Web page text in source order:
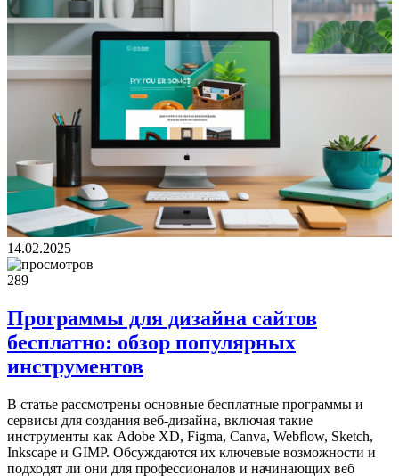
14.02.2025
289
Программы для дизайна сайтов
бесплатно: обзор популярных
инструментов
В статье рассмотрены основные бесплатные программы и
сервисы для создания веб-дизайна, включая такие
инструменты как Adobe XD, Figma, Canva, Webflow, Sketch,
Inkscape и GIMP. Обсуждаются их ключевые возможности и
подходят ли они для профессионалов и начинающих веб